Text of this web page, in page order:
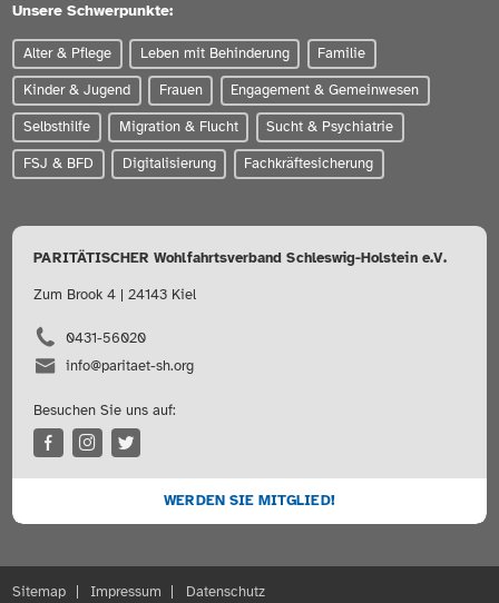
Unsere Schwerpunkte:
Alter & Pflege Leben mit Behinderung Familie
Kinder & Jugend Frauen Engagement & Gemeinwesen
Selbsthilfe Migration & Flucht Sucht & Psychiatrie
FSJ & BFD Digitalisierung Fachkräftesicherung
PARITÄTISCHER Wohlfahrtsverband Schleswig-Holstein e.V.
Zum Brook 4 | 24143 Kiel
0431-56020
info@paritaet-sh.org
Besuchen Sie uns auf:
WERDEN SIE MITGLIED!
Sitemap Impressum Datenschutz